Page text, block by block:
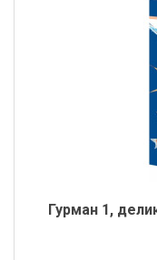
Гурман 1,